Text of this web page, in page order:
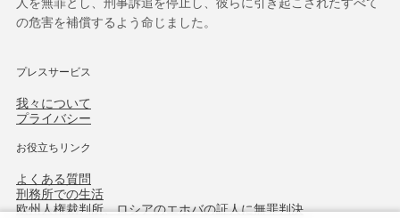
の危害を補償するよう命じました。
プレスサービス
我々について
プライバシー
お役立ちリンク
よくある質問
刑務所での生活
欧州人権裁判所、ロシアのエホバの証人に無罪判決